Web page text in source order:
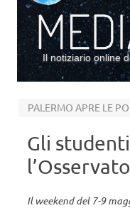
Il notiziario online
PALERMO APRE LE
Gli
Il weekend del 7-9